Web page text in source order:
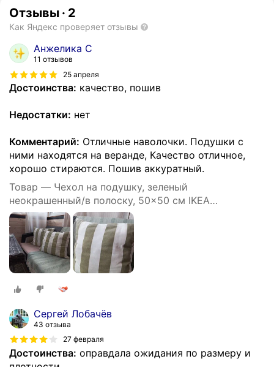
Отзывы · 2
Как Яндекс проверяет отзывы
Анжелика С
11 отзывов
25 апреля
Достоинства: качество, пошив
Недостатки: нет
Комментарий: Отличные наволочки. Подушки с
ними находятся на веранде, Качество отличное,
хорошо стираются. Пошив аккуратный.
Товар — Чехол на подушку, зеленый
неокрашенный/в полоску, 50x50 см IKEA
HILDAMARIA хильдамария
Сергей Лобачёв
43 отзыва
27 февраля
Достоинства: оправдала ожидания по размеру и